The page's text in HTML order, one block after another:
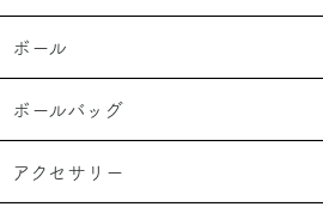
ボール
ボールバッグ
アクセサリー